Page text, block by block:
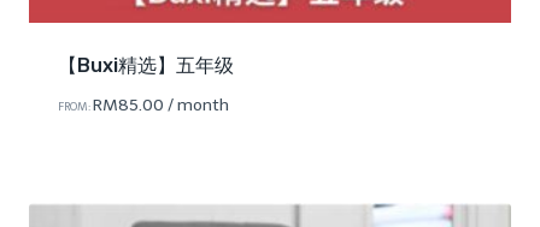
【Buxi精选】五年级
FROM:RM85.00 / month